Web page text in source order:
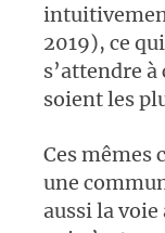
2019), ce
s’attendre
soient les
Ces mêmes
une
aussi la